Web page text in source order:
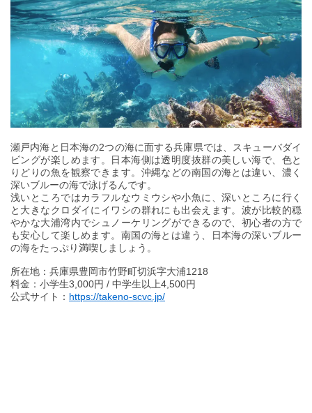
瀬戸内海と日本海の2つの海に面する兵庫県では、スキューバダイ
ビングが楽しめます。日本海側は透明度抜群の美しい海で、色と
りどりの魚を観察できます。沖縄などの南国の海とは違い、濃く
深いブルーの海で泳げるんです。
浅いところではカラフルなウミウシや小魚に、深いところに行く
と大きなクロダイにイワシの群れにも出会えます。波が比較的穏
やかな大浦湾内でシュノーケリングができるので、初心者の方で
も安心して楽しめます。南国の海とは違う、日本海の深いブルー
の海をたっぷり満喫しましょう。
所在地：兵庫県豊岡市竹野町切浜字大浦1218
料金：小学生3,000円 / 中学生以上4,500円
公式サイト： https://takeno-scvc.jp/